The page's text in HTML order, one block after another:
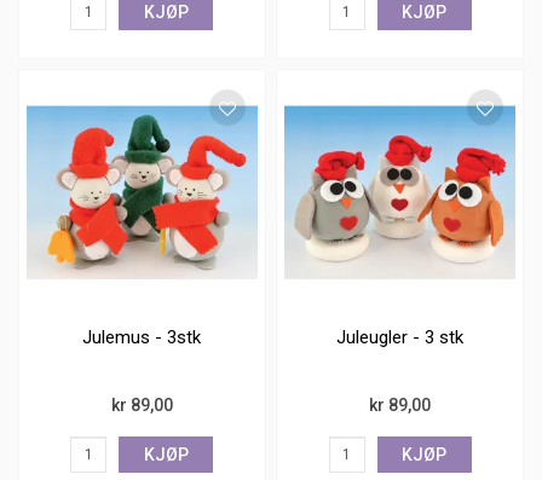
KJØP KJØP
Julemus - 3stk
kr 89,00
KJØP
Juleugler - 3 stk
kr 89,00
KJØP